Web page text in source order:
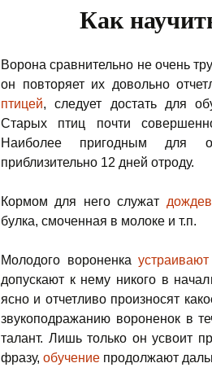
Как
Ворона сравнительно не очень
он повторяет их довольно
птицей, следует достать для
Старых птиц почти
Наиболее пригодным для
приблизительно 12 дней отроду.
Кормом для него служат
булка, смоченная в молоке и т.п.
Молодого вороненка
допускают к нему никого в
ясно и отчетливо произносят
звукоподражанию вороненок в
талант. Лишь только он усвоит
фразу, обучение продолжают